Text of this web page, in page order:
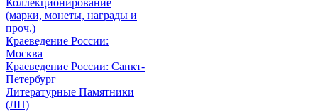
(марки, монеты, награды и
проч.)
Краеведение России:
Москва
Краеведение России: Санкт-
Петербург
Литературные Памятники
(ЛП)